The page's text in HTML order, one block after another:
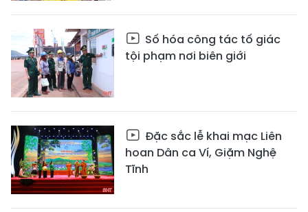
Số hóa công tác tố giác
tội phạm nơi biên giới
Đặc sắc lễ khai mạc Liên
hoan Dân ca Ví, Giặm Nghệ
Tĩnh